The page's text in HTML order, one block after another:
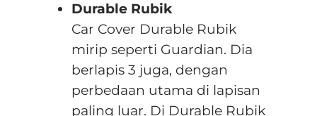
Durable Rubik
Car Cover Durable Rubik
mirip seperti Guardian. Dia
berlapis 3 juga, dengan
perbedaan utama di lapisan
paling luar. Di Durable Rubik